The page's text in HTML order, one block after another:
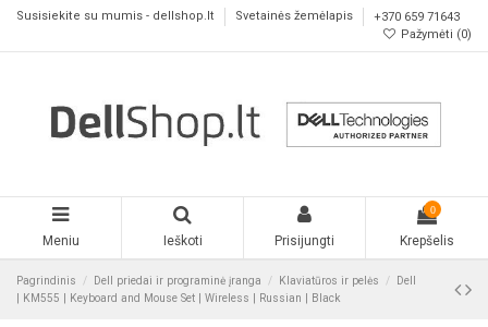
Susisiekite su mumis - dellshop.lt Svetainės žemėlapis
+370 659 71643
Pažymėti (0)
Meniu Ieškoti Prisijungti
0
Krepšelis
Pagrindinis Dell priedai ir programinė įranga Klaviatūros ir pelės
Dell
| KM555 | Keyboard and Mouse Set | Wireless | Russian | Black